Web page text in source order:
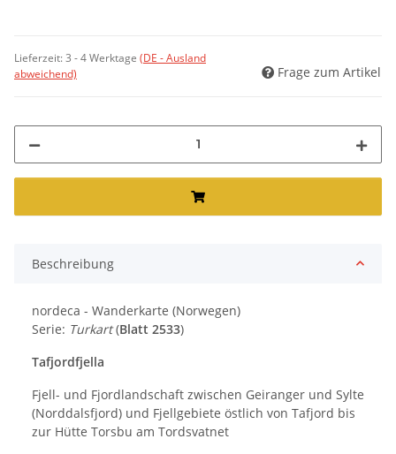
Lieferzeit:3 - 4 Werktage (DE - Ausland
abweichend)
Frage zum Artikel
Beschreibung
nordeca - Wanderkarte (Norwegen)
Serie: Turkart(Blatt 2533)
Tafjordfjella
Fjell- und Fjordlandschaft zwischen Geiranger und Sylte
(Norddalsfjord) und Fjellgebiete östlich von Tafjord bis
zur Hütte Torsbu am Tordsvatnet